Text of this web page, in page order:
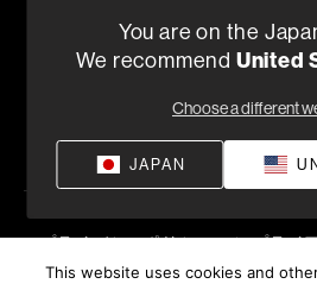
または
050-3388-
販売店を探
プライバシーポリシーコンプライ
Harman International Industries,
You are on the
We recommend United
Choose a different
JAPAN
This website uses cookies and